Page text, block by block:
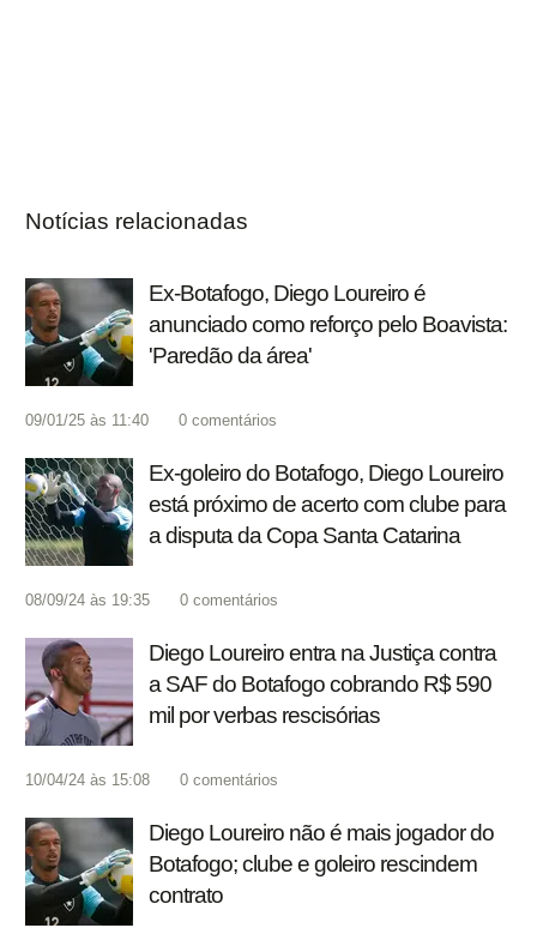
Notícias relacionadas
Ex-Botafogo, Diego Loureiro é
anunciado como reforço pelo Boavista:
'Paredão da área'
09/01/25 às 11:40 0 comentários
Ex-goleiro do Botafogo, Diego Loureiro
está próximo de acerto com clube para
a disputa da Copa Santa Catarina
08/09/24 às 19:35 0 comentários
Diego Loureiro entra na Justiça contra
a SAF do Botafogo cobrando R$ 590
mil por verbas rescisórias
10/04/24 às 15:08 0 comentários
Diego Loureiro não é mais jogador do
Botafogo; clube e goleiro rescindem
contrato